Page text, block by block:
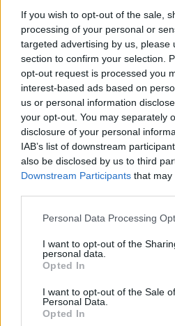
If you wish to opt-out of the sale,
processing of your personal or
targeted advertising by us, please
section to confirm your selection.
opt-out request is processed you
interest-based ads based on
us or personal information
your opt-out. You may separately
disclosure of your personal
IAB’s list of downstream
also be disclosed by us to third
Downstream Participants that may
Personal Data Processing
I want to opt-out of the
personal data.
Opted In
I want to opt-out of the Sale
Personal Data.
Opted In
Hospodářským zvířatům
i kamenné stáje
4.8.2026 12:52 ( ČTK
vypouštějí krávy, ovce či koně na
vedrech je nechávají uvnitř
neroste na loukách tráva a
zásobami sena na zimu. Vysychají
její dopravu i na elektřinu na
tři lvice, píše BBC News
Diskuse: 2
veder, napsal zpravodajský server